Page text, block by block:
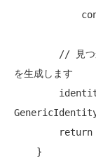
// 見つ
を生成します
return